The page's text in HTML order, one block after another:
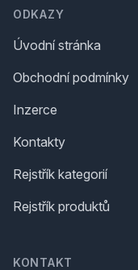
ODKAZY
Úvodní stránka
Obchodní podmínky
Inzerce
Kontakty
Rejstřík kategorií
Rejstřík produktů
KONTAKT